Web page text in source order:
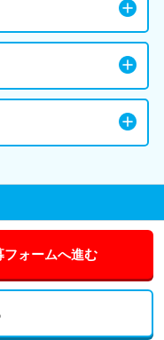
ォームへ進む